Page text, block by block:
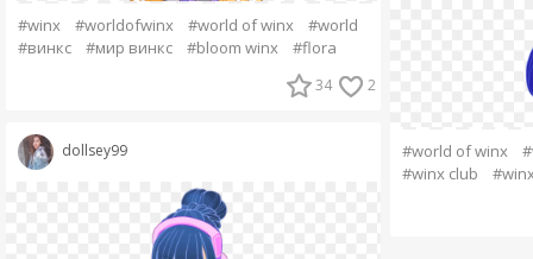
#winx #worldofwinx #world of winx
#world
#винкс
#мир винкс #bloom winx #flora
34 2
dollsey99 #world of winx
#winx club